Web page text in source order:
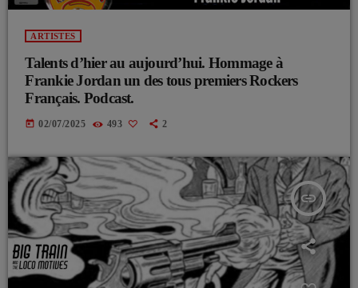
ARTISTES
Talents d’hier au aujourd’hui. Hommage à
Frankie Jordan un des tous premiers Rockers
Français. Podcast.
today 02/07/2025 493 2
insert_link